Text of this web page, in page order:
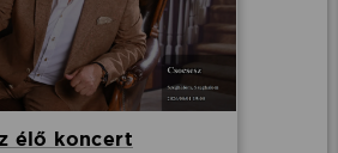
élő koncert